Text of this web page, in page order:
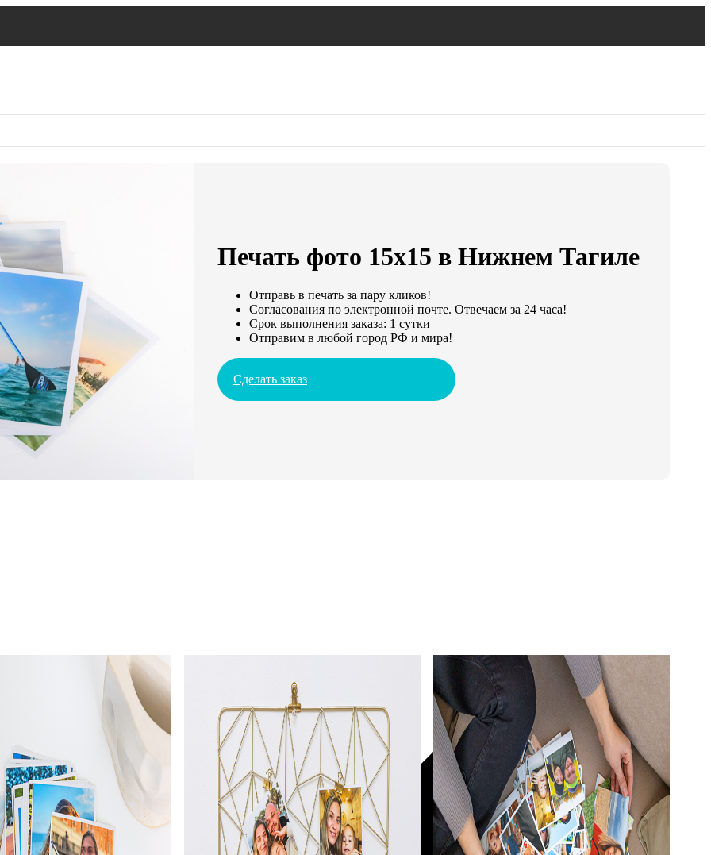
Печать фото 15х15 в Нижнем Тагиле
Отправь в печать за пару кликов!
Согласования по электронной почте. Отвечаем за 24 часа!
Срок выполнения заказа: 1 сутки
Отправим в любой город РФ и мира!
Сделать заказ